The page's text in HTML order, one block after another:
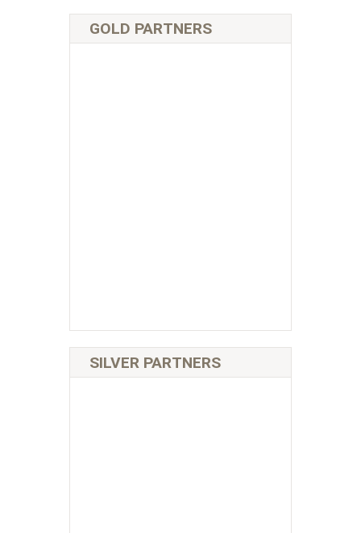
GOLD PARTNERS
SILVER PARTNERS